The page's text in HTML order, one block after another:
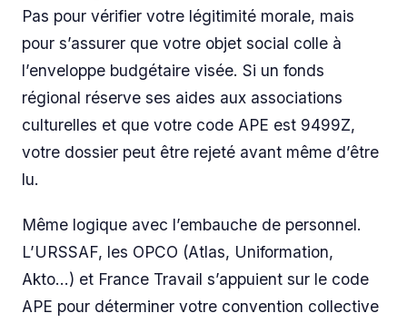
Pas pour vérifier votre légitimité morale, mais
pour s’assurer que votre objet social colle à
l’enveloppe budgétaire visée. Si un fonds
régional réserve ses aides aux associations
culturelles et que votre code APE est 9499Z,
votre dossier peut être rejeté avant même d’être
lu.
Même logique avec l’embauche de personnel.
L’URSSAF, les OPCO (Atlas, Uniformation,
Akto…) et France Travail s’appuient sur le code
APE pour déterminer votre convention collective